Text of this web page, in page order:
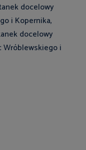
docelowy
i Kopernika,
docelowy
Wróblewskiego i